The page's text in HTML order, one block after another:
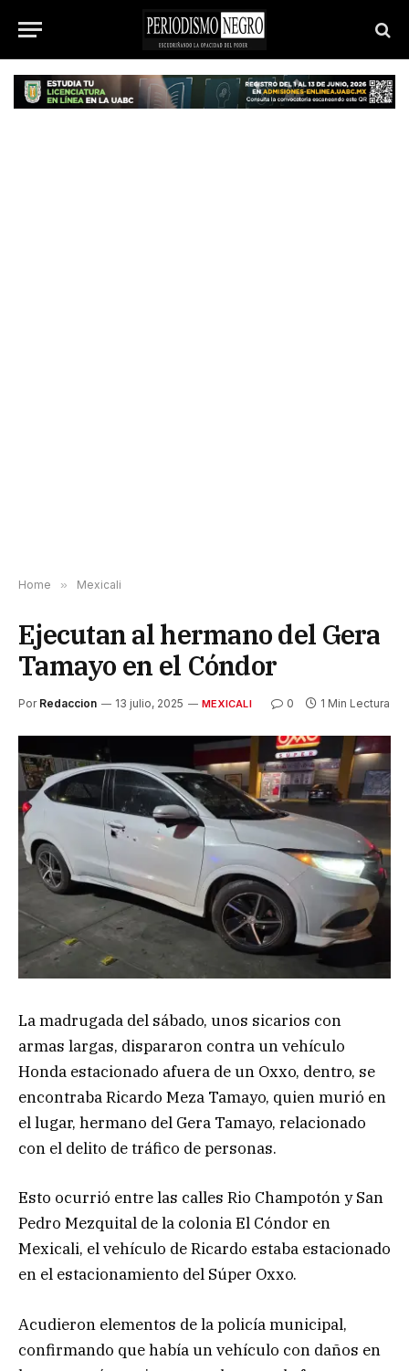
Home » Mexicali
Ejecutan al hermano del Gera
Tamayo en el Cóndor
Por Redaccion 13 julio, 2025 MEXICALI 0 1 Min Lectura
La madrugada del sábado, unos sicarios con
armas largas, dispararon contra un vehículo
Honda estacionado afuera de un Oxxo, dentro, se
encontraba Ricardo Meza Tamayo, quien murió en
el lugar, hermano del Gera Tamayo, relacionado
con el delito de tráfico de personas.
Esto ocurrió entre las calles Rio Champotón y San
Pedro Mezquital de la colonia El Cóndor en
Mexicali, el vehículo de Ricardo estaba estacionado
en el estacionamiento del Súper Oxxo.
Acudieron elementos de la policía municipal,
confirmando que había un vehículo con daños en